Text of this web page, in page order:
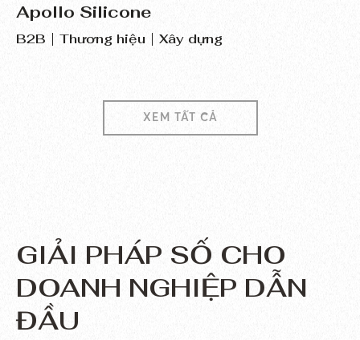
Apollo Silicone
B2B Thương hiệu Xây dựng
XEM TẤT CẢ
GIẢI PHÁP SỐ CHO
DOANH NGHIỆP DẪN
ĐẦU